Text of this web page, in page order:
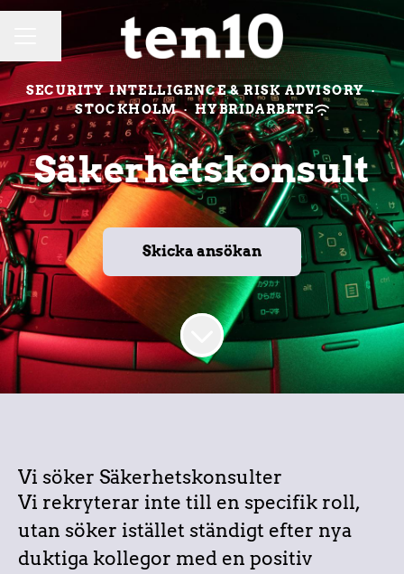
KARRIÄRMENY
Dela sidan
SECURITY INTELLIGENCE & RISK ADVISORY ·
STOCKHOLM · HYBRIDARBETE
Säkerhetskonsult
Skicka ansökan
Vi söker Säkerhetskonsulter
Vi rekryterar inte till en specifik roll,
utan söker istället ständigt efter nya
duktiga kollegor med en positiv